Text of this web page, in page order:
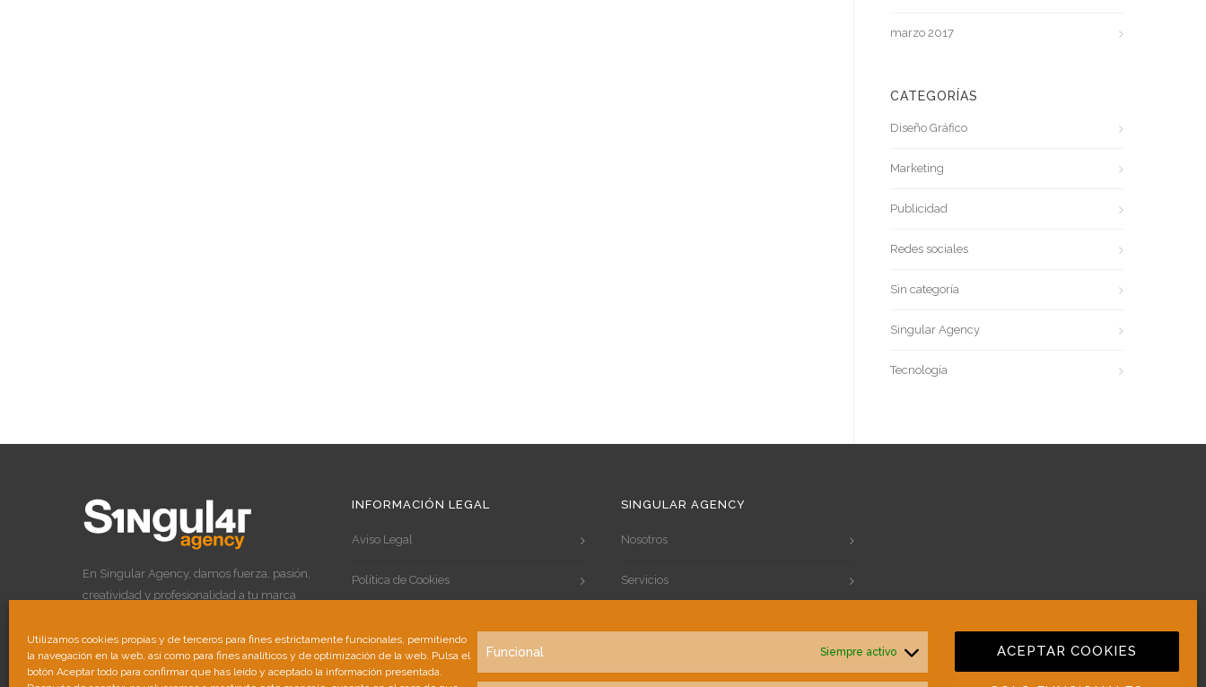
Utilizamos cookies propias y de terceros para fines estrictamente funcionales, permitiendo
la navegación en la web, así como para fines analíticos y de optimización de la web. Pulsa el
botón Aceptar todo para confirmar que has leído y aceptado la información presentada.
Funcional Siempre activo ACEPTAR COOKIES
marzo 2017
CATEGORÍAS
Diseño Gráfico
Marketing
Publicidad
Redes sociales
Sin categoría
Singular Agency
Tecnología
En Singular Agency, damos fuerza, pasión,
creatividad y profesionalidad a tu marca
INFORMACIÓN LEGAL
Aviso Legal
Política de Cookies
SINGULAR AGENCY
Nosotros
Servicios